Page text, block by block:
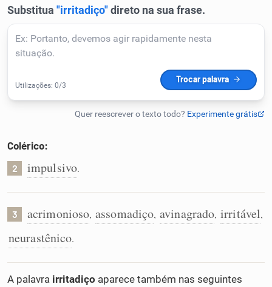
Resumir Texto
Corrigir Texto
Detector de IA
Humanizador de IA
Conexões
Colérico:
2 impulsivo.
3 acrimonioso, assomadiço, avinagrado, irritável,
neurastênico.
A palavra irritadiço aparece também nas seguintes